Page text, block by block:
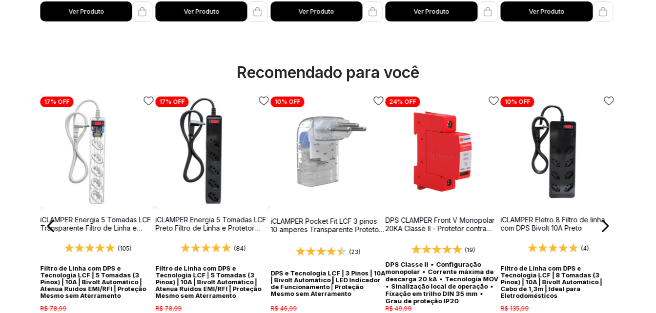
Ver Produto Ver Produto Ver Produto Ver Produto Ver Produto
Recomendado para você
17% OFF
iCLAMPER Energia 5 Tomadas LCF
Transparente Filtro de Linha e
(105)
Filtro de Linha com DPS e
Tecnologia LCF | 5 Tomadas (3
Pinos) | 10A | Bivolt Automático |
Atenua Ruídos EMI/RFI | Proteção
Mesmo sem Aterramento
R$ 78,99
17% OFF
iCLAMPER Energia 5 Tomadas LCF
Preto Filtro de Linha e Protetor
(84)
Filtro de Linha com DPS e
Tecnologia LCF | 5 Tomadas (3
Pinos) | 10A | Bivolt Automático |
Atenua Ruídos EMI/RFI | Proteção
Mesmo sem Aterramento
R$ 78,99
10%OFF
iCLAMPER Pocket Fit LCF 3 pinos
10 amperes Transparente Protetor
(23)
DPS e Tecnologia LCF | 3 Pinos | 10A
| Bivolt Automático | LED Indicador
de Funcionamento | Proteção
Mesmo sem Aterramento
R$ 46,99
24% OFF
DPS CLAMPER Front V Monopolar
20KA Classe II - Protetor contra
(19)
DPS Classe II • Configuração
monopolar• Corrente máxima de
descarga 20 kA• Tecnologia MOV
• Sinalização local de operação•
Fixação em trilho DIN 35 mm •
Grau de proteção IP20
R$ 49,99
10% OFF
iCLAMPER Eletro 8 Filtro de linha
com DPS Bivolt 10A Preto
(4)
Filtro de Linha com DPS e
Tecnologia LCF | 8 Tomadas (3
Pinos) | 10A | Bivolt Automático |
Cabo de 1,3m | Ideal para
Eletrodomésticos
R$ 135,99